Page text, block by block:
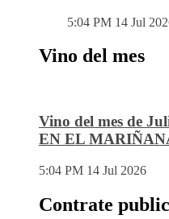
5:04 PM 14 Jul
Vino del mes
Vino del mes de
EN EL
5:04 PM 14 Jul 2026
Contrate